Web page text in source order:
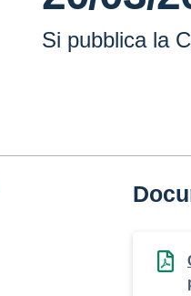
Si pubblica la